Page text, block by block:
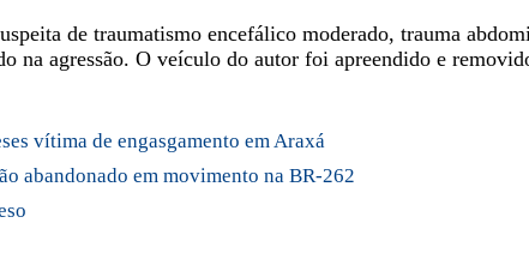
de traumatismo encefálico moderado, trauma
na agressão. O veículo do autor foi apreendido e
vítima de engasgamento em Araxá
abandonado em movimento na BR-262